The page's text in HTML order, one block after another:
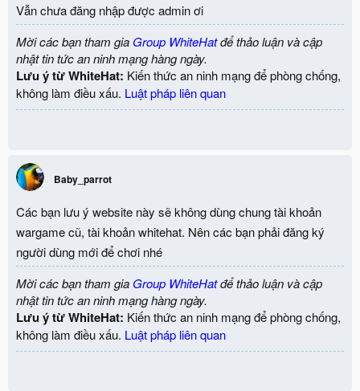
s
:
Vẫn chưa đăng nhập được admin ơi
Mời các bạn tham gia Group WhiteHatđể thảo luận và cập
nhật tin tức an ninh mạng hàng ngày.
Lưu ý từ WhiteHat: Kiến thức an ninh mạng để phòng chống,
không làm điều xấu. Luật pháp liên quan
Baby_parrot
Các bạn lưu ý website này sẽ không dùng chung tài khoản
wargame cũ, tài khoản whitehat. Nên các bạn phải đăng ký
người dùng mới để chơi nhé
Mời các bạn tham gia Group WhiteHatđể thảo luận và cập
nhật tin tức an ninh mạng hàng ngày.
Lưu ý từ WhiteHat: Kiến thức an ninh mạng để phòng chống,
không làm điều xấu. Luật pháp liên quan